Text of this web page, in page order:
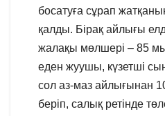
босатуға сұрап
қалды. Бірақ айлығы
жалақы мөлшері – 85
еден жуушы, күзетші
сол аз-маз айлығынан
беріп, салық ретінде